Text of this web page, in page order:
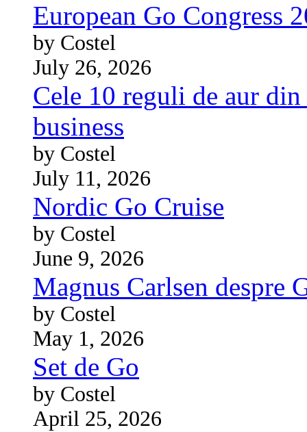
European Go Congress
by Costel
July 26, 2026
Cele 10 reguli de aur
business
by Costel
July 11, 2026
Nordic Go Cruise
by Costel
June 9, 2026
Magnus Carlsen despre
by Costel
May 1, 2026
Set de Go
by Costel
April 25, 2026